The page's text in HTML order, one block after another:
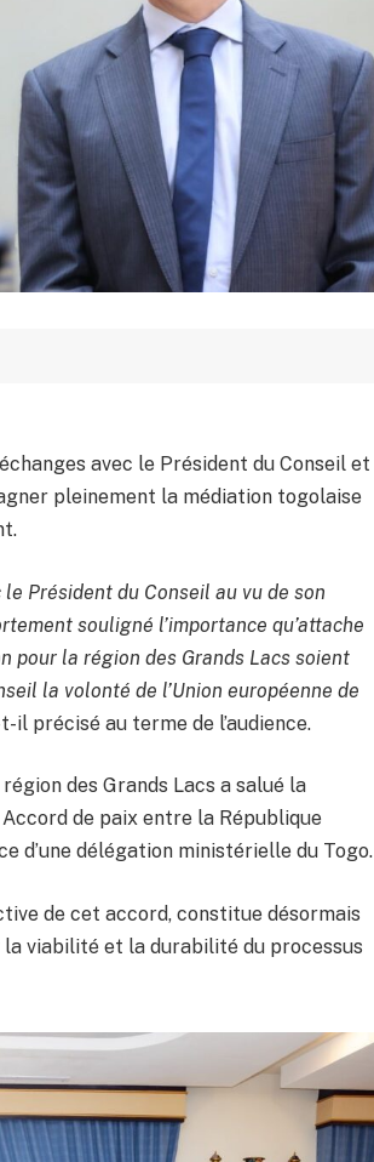
avec le Président du Conseil et
pleinement la médiation togolaise
Président du Conseil au vu de son
souligné l’importance qu’attache
pour la région des Grands Lacs soient
la volonté de l’Union européenne de
il précisé au terme de l’audience.
des Grands Lacs a salué la
de paix entre la République
d’une délégation ministérielle du Togo.
de cet accord, constitue désormais
viabilité et la durabilité du processus